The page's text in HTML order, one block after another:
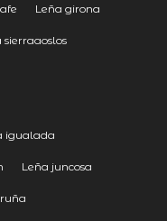
Leña girona
igualada
Leña juncosa